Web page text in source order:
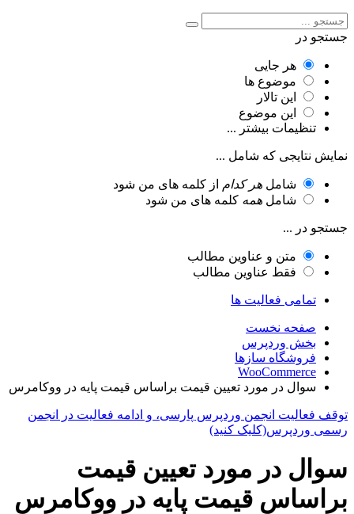
جستجو در
هر جایی
موضوع ها
این تالار
این موضوع
تنظیمات بیشتر ...
نمایش نتایجی که شامل ...
شامل هر کدام از کلمه های من شود
شامل همه کلمه های من شود
جستجو در ...
متن و عناوین مطالب
فقط عناوین مطالب
تمامی فعالیت ها
صفحه نخست
بخش وردپرس
فروشگاه سازها
WooCommerce
سوال در مورد تعیین قیمت براساس قیمت پایه در ووکامرس
توقف فعالیت انجمن وردپرس پارسی، و ادامه فعالیت در انجمن
رسمی وردپرس(کلیک کنید)
سوال در مورد تعیین قیمت
براساس قیمت پایه در ووکامرس